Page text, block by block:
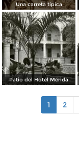
Una carreta típica
Patio del Hotel Mérida
1 2